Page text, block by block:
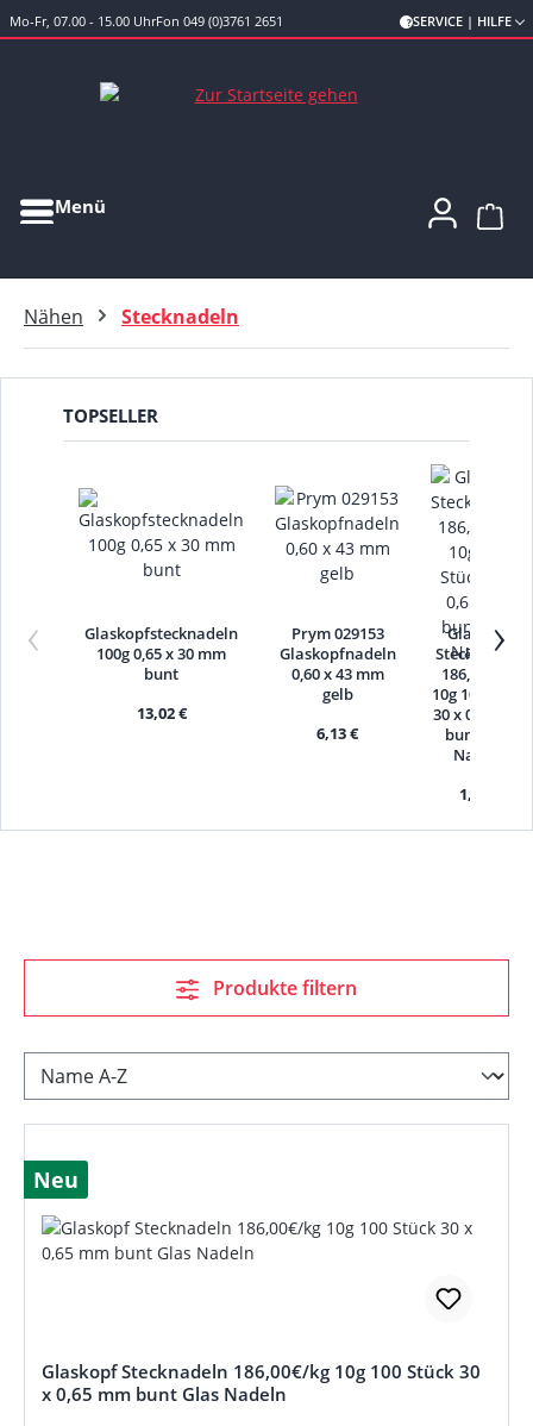
Zum Hauptinhalt springen
Mo-Fr, 07.00 - 15.00 UhrFon 049 (0)3761 2651 SERVICE | HILFE
Menü
Nähen Stecknadeln
TOPSELLER
‹
Glaskopfstecknadeln
100g 0,65 x 30 mm
bunt
13,02 €
Prym 029153
Glaskopfnadeln
0,60 x 43 mm
gelb
6,13 €
Glaskopf
Stecknadeln
186,00€/kg
10g 100 Stück
30 x 0,65 mm
bunt Glas
Nadeln
1,86 €
›
Produkte filtern
Neu
Glaskopf Stecknadeln 186,00€/kg 10g 100 Stück 30
x 0,65 mm bunt Glas Nadeln